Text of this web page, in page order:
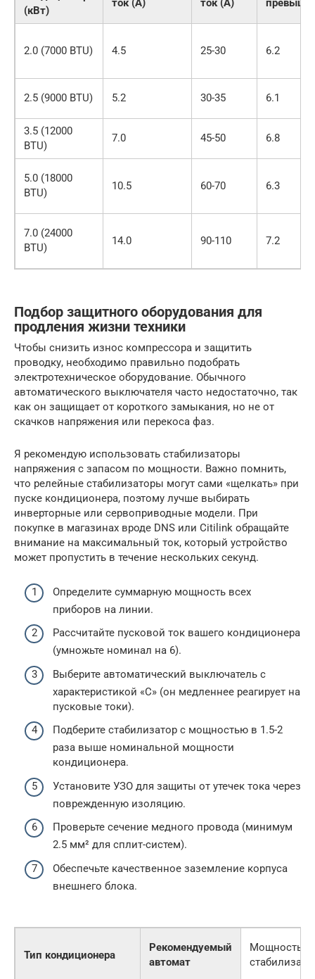
(кВт)
ток (А) ток (А)
2.0 (7000 BTU) 4.5 25-30 6.2
2.5 (9000 BTU) 5.2 30-35 6.1
3.5 (12000
BTU)
7.0 45-50 6.8
5.0 (18000
BTU)
10.5 60-70 6.3
7.0 (24000
BTU)
14.0 90-110 7.2
Подбор защитного оборудования для
продления жизни техники
Чтобы снизить износ компрессора и защитить
проводку, необходимо правильно подобрать
электротехническое оборудование. Обычного
автоматического выключателя часто недостаточно, так
как он защищает от короткого замыкания, но не от
скачков напряжения или перекоса фаз.
Я рекомендую использовать стабилизаторы
напряжения с запасом по мощности. Важно помнить,
что релейные стабилизаторы могут сами «щелкать» при
пуске кондиционера, поэтому лучше выбирать
инверторные или сервоприводные модели. При
покупке в магазинах вроде DNS или Citilink обращайте
внимание на максимальный ток, который устройство
может пропустить в течение нескольких секунд.
Определите суммарную мощность всех
приборов на линии.
Рассчитайте пусковой ток вашего кондиционера
(умножьте номинал на 6).
Выберите автоматический выключатель с
характеристикой «C» (он медленнее реагирует на
пусковые токи).
Подберите стабилизатор с мощностью в 1.5-2
раза выше номинальной мощности
кондиционера.
Установите УЗО для защиты от утечек тока через
поврежденную изоляцию.
Проверьте сечение медного провода (минимум
2.5 мм² для сплит-систем).
Обеспечьте качественное заземление корпуса
внешнего блока.
Тип кондиционера
Рекомендуемый
автомат
Мощность